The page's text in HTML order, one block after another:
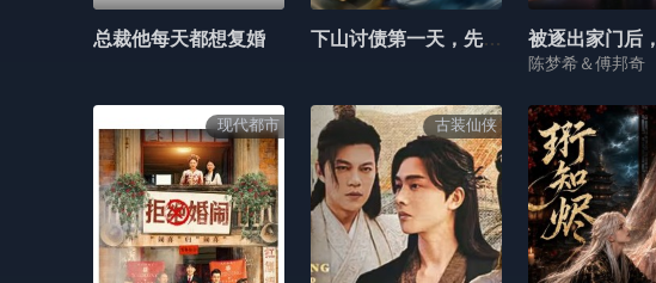
总裁他每天都想复婚 下山讨债第一天，先助人为乐
陈梦希＆傅邦奇
现代都市 古装仙侠